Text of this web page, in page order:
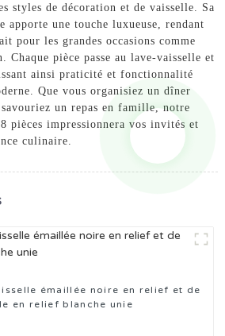
styles de décoration et de vaisselle. Sa
une touche luxueuse, rendant
pour les grandes occasions comme
Chaque pièce passe au lave-vaisselle et
ainsi praticité et fonctionnalité
Que vous organisiez un dîner
un repas en famille, notre
pièces impressionnera vos invités et
culinaire.
émaillée noire en relief et de
en relief blanche unie